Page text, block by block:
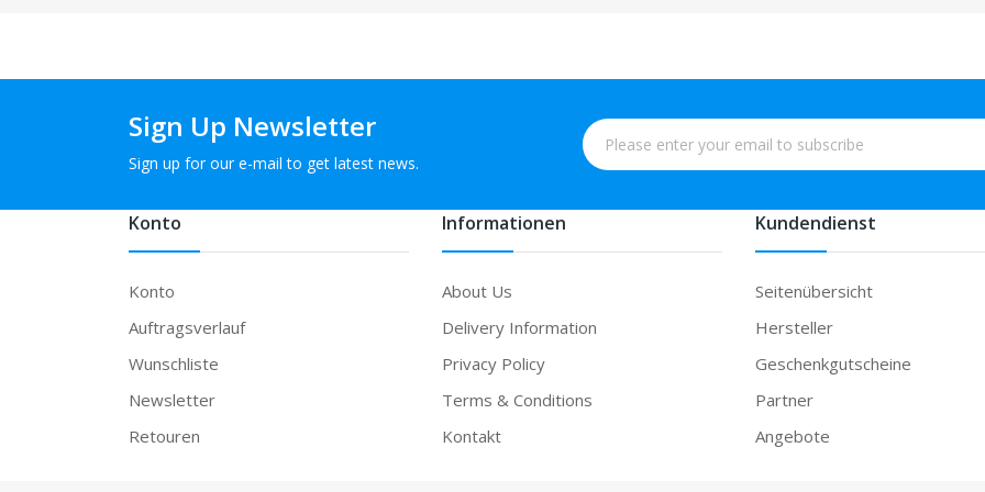
Sign Up Newsletter
Sign up for our e-mail to get latest news.
Konto
Konto
Auftragsverlauf
Wunschliste
Newsletter
Retouren
Informationen
About Us
Delivery Information
Privacy Policy
Terms & Conditions
Kontakt
Kundendienst
Seitenübersicht
Hersteller
Geschenkgutscheine
Partner
Angebote